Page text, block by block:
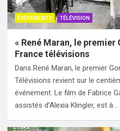
ÉVÉNEMENTS TÉLÉVISION
« René Maran, le
France télévisions
Dans René Maran, le premier
Télévisions revient sur le
événement. Le film de Fabrice
assistés d’Alexia Klingler, est à…